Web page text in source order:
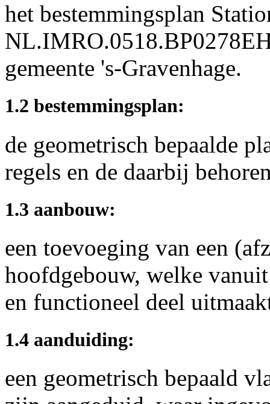
het bestemmingsplan
gemeente 's-Gravenhage.
1.2 bestemmingsplan:
de geometrisch bepaalde
regels en de daarbij
1.3 aanbouw:
een toevoeging van een
hoofdgebouw, welke
en functioneel deel
1.4 aanduiding:
een geometrisch bepaald